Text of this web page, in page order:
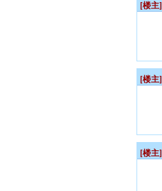
[楼主]
[楼主]
[楼主]